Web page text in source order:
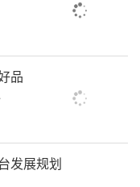
品
发展规划